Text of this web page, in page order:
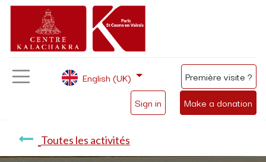
Sign in Make a donation
English (UK) Première visite ?
Toutes les activités